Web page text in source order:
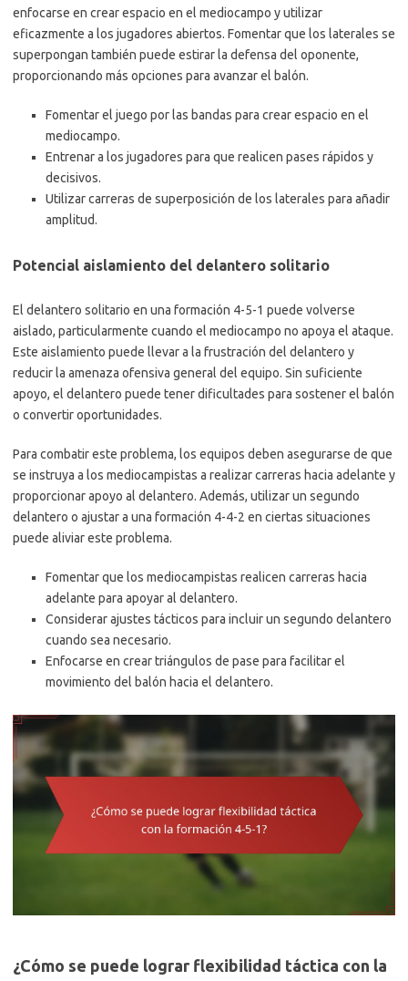
enfocarse en crear espacio en el mediocampo y utilizar
eficazmente a los jugadores abiertos. Fomentar que los laterales se
superpongan también puede estirar la defensa del oponente,
proporcionando más opciones para avanzar el balón.
Fomentar el juego por las bandas para crear espacio en el
mediocampo.
Entrenar a los jugadores para que realicen pases rápidos y
decisivos.
Utilizar carreras de superposición de los laterales para añadir
amplitud.
Potencial aislamiento del delantero solitario
El delantero solitario en una formación 4-5-1 puede volverse
aislado, particularmente cuando el mediocampo no apoya el ataque.
Este aislamiento puede llevar a la frustración del delantero y
reducir la amenaza ofensiva general del equipo. Sin suficiente
apoyo, el delantero puede tener dificultades para sostener el balón
o convertir oportunidades.
Para combatir este problema, los equipos deben asegurarse de que
se instruya a los mediocampistas a realizar carreras hacia adelante y
proporcionar apoyo al delantero. Además, utilizar un segundo
delantero o ajustar a una formación 4-4-2 en ciertas situaciones
puede aliviar este problema.
Fomentar que los mediocampistas realicen carreras hacia
adelante para apoyar al delantero.
Considerar ajustes tácticos para incluir un segundo delantero
cuando sea necesario.
Enfocarse en crear triángulos de pase para facilitar el
movimiento del balón hacia el delantero.
¿Cómo se puede lograr flexibilidad táctica con la